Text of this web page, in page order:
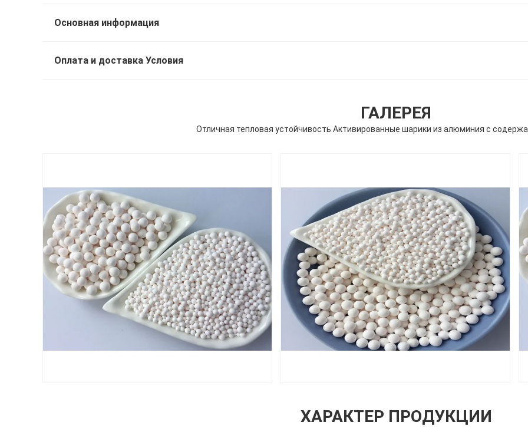
Основная информация
Оплата и доставка Условия
ГАЛЕРЕЯ
Отличная тепловая устойчивость Активированные шарики из алюминия с
ХАРАКТЕР ПРОДУКЦИИ